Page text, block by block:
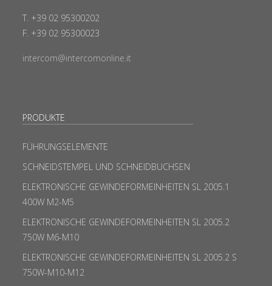
T. +39 02 95300202
F. +39 02 95300023
intercom@intercomonline.it
PRODUKTE
FÜHRUNGSELEMENTE
SCHNEIDSTEMPEL UND SCHNEIDBUCHSEN
ELEKTRONISCHE GEWINDEFORMEINHEITEN SL 2005.1
400W M2-M5
ELEKTRONISCHE GEWINDEFORMEINHEITEN SL 2005.2
750W M6-M10
ELEKTRONISCHE GEWINDEFORMEINHEITEN SL 2005.2 S
750W-M10-M12